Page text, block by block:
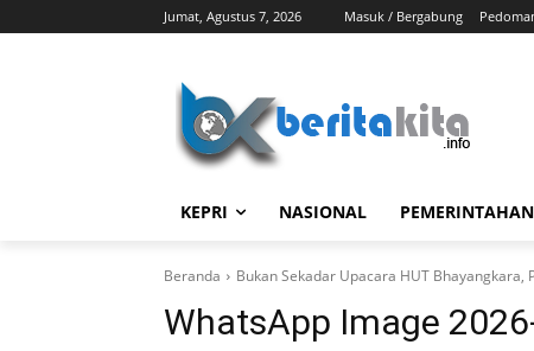
Jumat, Agustus 7, 2026 Masuk / Bergabung
KEPRI NASIONAL PEMERINTAHAN
Beranda Bukan Sekadar Upacara HUT
WhatsApp Image